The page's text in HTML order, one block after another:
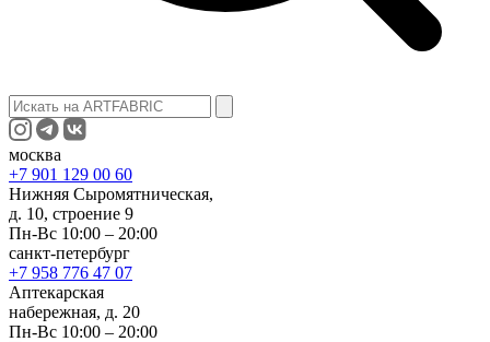
москва
+7 901 129 00 60
Нижняя Сыромятническая,
д. 10, строение 9
Пн-Вс 10:00 – 20:00
санкт-петербург
+7 958 776 47 07
Аптекарская
набережная, д. 20
Пн-Вс 10:00 – 20:00